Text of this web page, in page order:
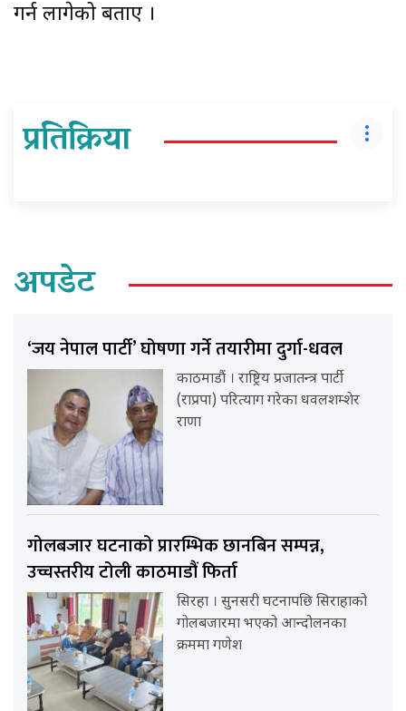
गर्न लागेको बताए ।
प्रतिक्रिया
अपडेट
‘जय नेपाल पार्टी’ घोषणा गर्ने तयारीमा दुर्गा-धवल
काठमाडौं । राष्ट्रिय प्रजातन्त्र पार्टी
(राप्रपा) परित्याग गरेका धवलशम्शेर
राणा
गोलबजार घटनाको प्रारम्भिक छानबिन सम्पन्न,
उच्चस्तरीय टोली काठमाडौं फिर्ता
सिरहा । सुनसरी घटनापछि सिराहाको
गोलबजारमा भएको आन्दोलनका
क्रममा गणेश